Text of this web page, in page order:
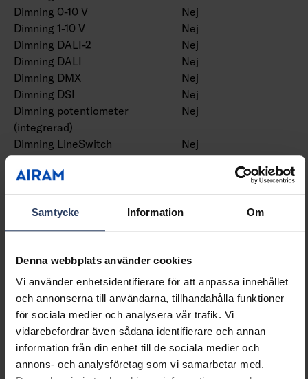
Samtycke Information Om
Denna webbplats använder cookies
Vi använder enhetsidentifierare för att anpassa innehållet
och annonserna till användarna, tillhandahålla funktioner
för sociala medier och analysera vår trafik. Vi
vidarebefordrar även sådana identifierare och annan
information från din enhet till de sociala medier och
annons- och analysföretag som vi samarbetar med.
Dimning 0-10 V
Nej
Dimning 1-10 V
Nej
Dimning DALI-2
Nej
Dimning DALI
Nej
Dimning DMX
Nej
Dimning DSI
Nej
Dimning potentiometer
(integrerad)
Nej
Dimning LineSwitch
Nej
Dimning tillverkarspecifik
Nej
Dimning
nätspänningsmodulering
Dimning bakkant (phase
Nej
cut-on)
Dimning programmerbar
Ja
Dimning RF
Nej
Dimming sinusvåg (Sine
Wave Reduction)
Nej
Dimning med touch
Nej
Dimning Zigbee
Dimmer med tryckknapp